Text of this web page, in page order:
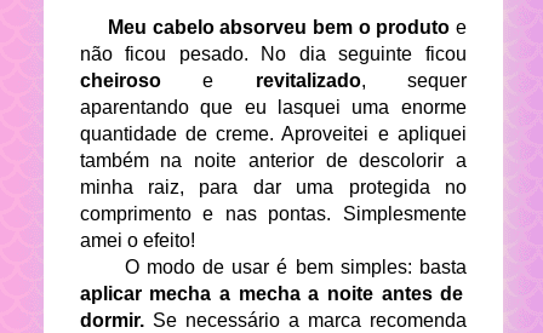
Meu cabelo absorveu bem o produto e
não ficou pesado. No dia seguinte ficou
cheirosoe revitalizado, sequer
aparentando que eu lasquei uma enorme
quantidade de creme. Aproveitei e apliquei
também na noite anterior de descolorir a
minha raiz, para dar uma protegida no
comprimento e nas pontas. Simplesmente
amei o efeito!
O modo de usar é bem simples: basta
aplicar mecha a mecha a noite antes de
dormir.Se necessário a marca recomenda